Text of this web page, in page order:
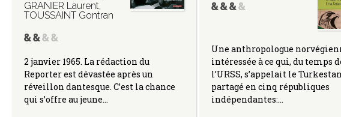
GRANIER Laurent,
TOUSSAINT Gontran
2 janvier 1965. La rédaction du
Reporter est dévastée après un
réveillon dantesque. C’est la chance
qui s’offre au jeune…
Une anthropologue
intéressée à ce qui, du temps
l’URSS, s’appelait le
partagé en cinq républiques
indépendantes:…